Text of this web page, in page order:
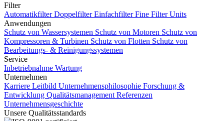
Filter
AutomatikfilterDoppelfilterEinfachfilterFine Filter Units
Anwendungen
Schutz von Wassersystemen Schutz von Motoren Schutz von
Kompressoren & Turbinen Schutz von Flotten Schutz von
Bearbeitungs- & Reinigungssystemen
Service
Inbetriebnahme Wartung
Unternehmen
Karriere Leitbild Unternehmensphilosophie Forschung &
Entwicklung Qualitätsmanagement Referenzen
Unternehmensgeschichte
Unsere Qualitätsstandards